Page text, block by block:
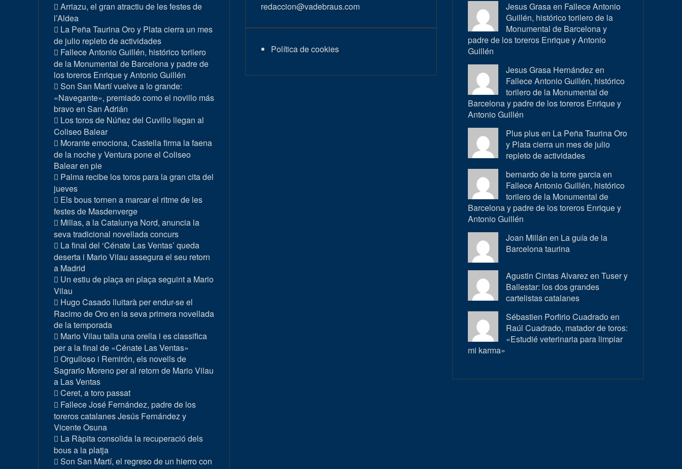
Arriazu, el gran atractiu de les festes de
l’Aldea
La Peña Taurina Oro y Plata cierra un mes
de julio repleto de actividades
Fallece Antonio Guillén, histórico torilero
de la Monumental de Barcelona y padre de
los toreros Enrique y Antonio Guillén
Son San Martí vuelve a lo grande:
«Navegante», premiado como el novillo más
bravo en San Adrián
Los toros de Núñez del Cuvillo llegan al
Coliseo Balear
Morante emociona, Castella firma la faena
de la noche y Ventura pone el Coliseo
Balear en pie
Palma recibe los toros para la gran cita del
jueves
Els bous tornen a marcar el ritme de les
festes de Masdenverge
Millas, a la Catalunya Nord, anuncia la
seva tradicional novellada concurs
La final del ‘Cénate Las Ventas’ queda
deserta i Mario Vilau assegura el seu retorn
a Madrid
Un estiu de plaça en plaça seguint a Mario
Vilau
Hugo Casado lluitarà per endur-se el
Racimo de Oro en la seva primera novellada
de la temporada
Mario Vilau talla una orella i es classifica
per a la final de «Cénate Las Ventas»
Orgulloso i Remirón, els novells de
Sagrario Moreno per al retorn de Mario Vilau
a Las Ventas
Ceret, a toro passat
Fallece José Fernández, padre de los
toreros catalanes Jesús Fernández y
Vicente Osuna
La Ràpita consolida la recuperació dels
bous a la platja
Son San Martí, el regreso de un hierro con
redaccion@vadebraus.com
Política de cookies
Jesus Grasa en Fallece Antonio
Guillén, histórico torilero de la
Monumental de Barcelona y
padre de los toreros Enrique y Antonio
Guillén
Jesus Grasa Hernández en
Fallece Antonio Guillén, histórico
torilero de la Monumental de
Barcelona y padre de los toreros Enrique y
Antonio Guillén
Plus plus en La Peña Taurina Oro
y Plata cierra un mes de julio
repleto de actividades
bernardo de la torre garcia en
Fallece Antonio Guillén, histórico
torilero de la Monumental de
Barcelona y padre de los toreros Enrique y
Antonio Guillén
Joan Millán en La guía de la
Barcelona taurina
Agustin Cintas Alvarez enTuser y
Ballestar: los dos grandes
cartelistas catalanes
Sébastien Porfirio Cuadrado en
Raúl Cuadrado, matador de toros:
«Estudié veterinaria para limpiar
mi karma»